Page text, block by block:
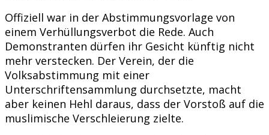
Offiziell war in der Abstimmungsvorlage von
einem Verhüllungsverbot die Rede. Auch
Demonstranten dürfen ihr Gesicht künftig nicht
mehr verstecken. Der Verein, der die
Volksabstimmung mit einer
Unterschriftensammlung durchsetzte, macht
aber keinen Hehl daraus, dass der Vorstoß auf die
muslimische Verschleierung zielte.